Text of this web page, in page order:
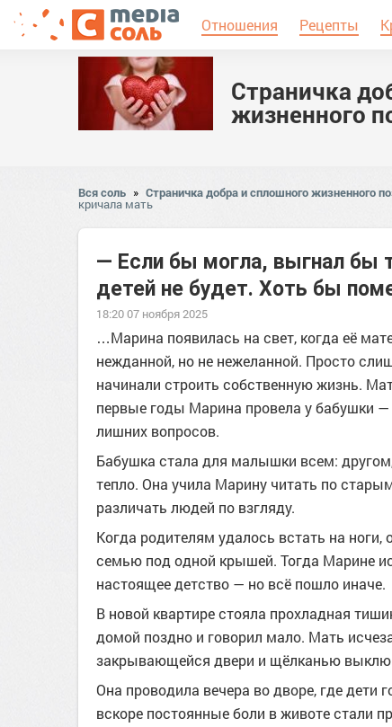
Отношения Рецепты
Страничка
жизненного
Вся соль » Страничка добра и сплошного жизненного
кричала мать
— Если бы могла, выгнал бы
детей не будет. Хоть бы
18:20 07 ноября 2025
…Марина появилась на свет, когда её
нежданной, но не нежеланной. Просто
начинали строить собственную жизнь.
первые годы Марина провела у бабушки —
лишних вопросов.
Бабушка стала для малышки всем:
тепло. Она учила Марину читать по
различать людей по взгляду.
Когда родителям удалось встать на ноги,
семью под одной крышей. Тогда Марине
настоящее детство — но всё пошло иначе.
В новой квартире стояла прохладная
домой поздно и говорил мало. Мать
закрывающейся двери и щёлканью
Она проводила вечера во дворе, где дети
вскоре постоянные боли в животе стали